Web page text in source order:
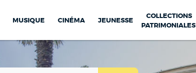
MUSIQUE CINÉMA JEUNESSE
COLLECTIONS
PATRIMONIALES